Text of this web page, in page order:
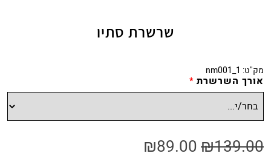
שרשרת סתיו
מק"ט: nm001_1
אורך השרשרת *
₪139.00
₪89.00